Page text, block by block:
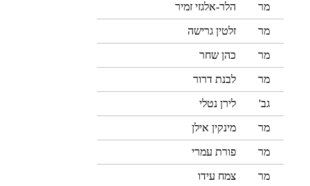
מר הלר-אלגזי זמיר
מר זלטין גרישה
מר כהן שחר
מר לבנת דרור
גב' לירן נטלי
מר מינקין אילן
מר פורת עמרי
מר צמח עידו